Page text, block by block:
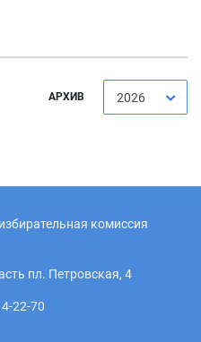
АРХИВ 2026
комиссия
пл. Петровская, 4
22-70